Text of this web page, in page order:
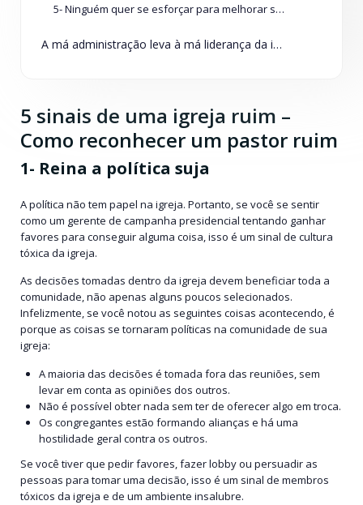
5- Ninguém quer se esforçar para melhorar sua igreja
A má administração leva à má liderança da igreja
5 sinais de uma igreja ruim –
Como reconhecer um pastor ruim
1- Reina a política suja
A política não tem papel na igreja. Portanto, se você se sentir
como um gerente de campanha presidencial tentando ganhar
favores para conseguir alguma coisa, isso é um sinal de cultura
tóxica da igreja.
As decisões tomadas dentro da igreja devem beneficiar toda a
comunidade, não apenas alguns poucos selecionados.
Infelizmente, se você notou as seguintes coisas acontecendo, é
porque as coisas se tornaram políticas na comunidade de sua
igreja:
A maioria das decisões é tomada fora das reuniões, sem
levar em conta as opiniões dos outros.
Não é possível obter nada sem ter de oferecer algo em troca.
Os congregantes estão formando alianças e há uma
hostilidade geral contra os outros.
Se você tiver que pedir favores, fazer lobby ou persuadir as
pessoas para tomar uma decisão, isso é um sinal de membros
tóxicos da igreja e de um ambiente insalubre.